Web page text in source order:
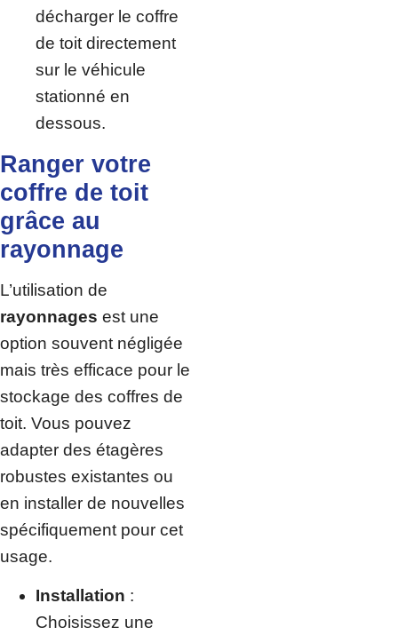
décharger le coffre
de toit directement
sur le véhicule
stationné en
dessous.
Ranger votre
coffre de toit
grâce au
rayonnage
L’utilisation de
rayonnages est une
option souvent négligée
mais très efficace pour le
stockage des coffres de
toit. Vous pouvez
adapter des étagères
robustes existantes ou
en installer de nouvelles
spécifiquement pour cet
usage.
Installation :
Choisissez une